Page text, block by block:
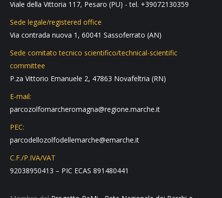
Viale della Vittoria 117, Pesaro (PU) - tel. +39072130359
Sede legale/registered office
Via contrada nuova 1, 60041 Sassoferrato (AN)
Sede comitato tecnico scientifico/technical-scientific
committee
P.za Vittorio Emanuele 2, 47863 Novafeltria (RN)
E-mail:
parcozolfomarcheromagna@regione.marche.it
PEC:
parcodellozolfodellemarche@emarche.it
C.F./P.IVA/VAT
92038950413 – PIC ECAS 891480441